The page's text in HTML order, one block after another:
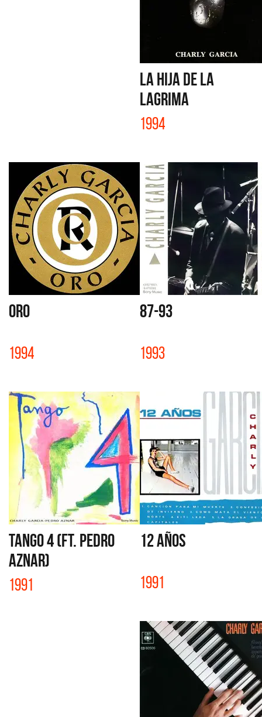
LA HIJA DE LA
LAGRIMA
1994
ORO
1994
87-93
1993
TANGO 4 (FT. PEDRO
AZNAR)
1991
12 AÑOS
1991